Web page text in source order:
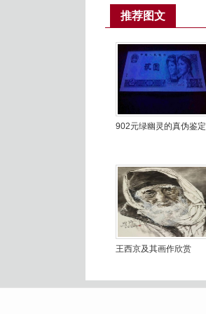
推荐图文
902元绿幽灵的真伪鉴定
王西京及其画作欣赏